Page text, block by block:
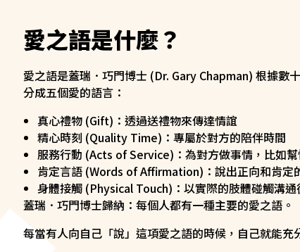
愛之語是什麼？
愛之語是蓋瑞．巧門博士 (Dr. Gary Chapman) 根據數
分成五個愛的語言：
真心禮物 (Gift)：透過送禮物來傳達情誼
精心時刻 (Quality Time)：專屬於對方的陪伴時間
服務行動 (Acts of Service)：為對方做事情，比如
肯定言語 (Words of Affirmation)：說出正向和肯定
身體接觸 (Physical Touch)：以實際的肢體碰觸溝通
蓋瑞．巧門博士歸納：每個人都有一種主要的愛之語。
每當有人向自己「說」這項愛之語的時候，自己就能充